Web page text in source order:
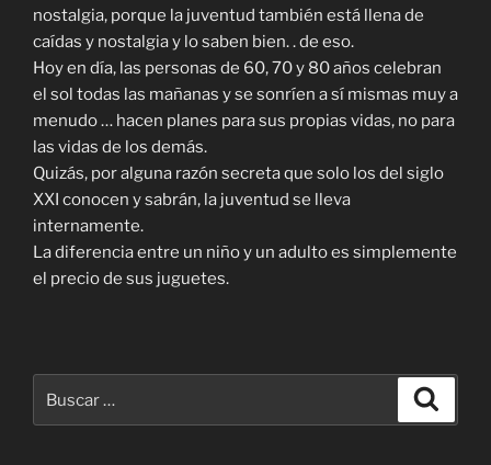
nostalgia, porque la juventud también está llena de
caídas y nostalgia y lo saben bien. . de eso.
Hoy en día, las personas de 60, 70 y 80 años celebran
el sol todas las mañanas y se sonríen a sí mismas muy a
menudo … hacen planes para sus propias vidas, no para
las vidas de los demás.
Quizás, por alguna razón secreta que solo los del siglo
XXI conocen y sabrán, la juventud se lleva
internamente.
La diferencia entre un niño y un adulto es simplemente
el precio de sus juguetes.
por: